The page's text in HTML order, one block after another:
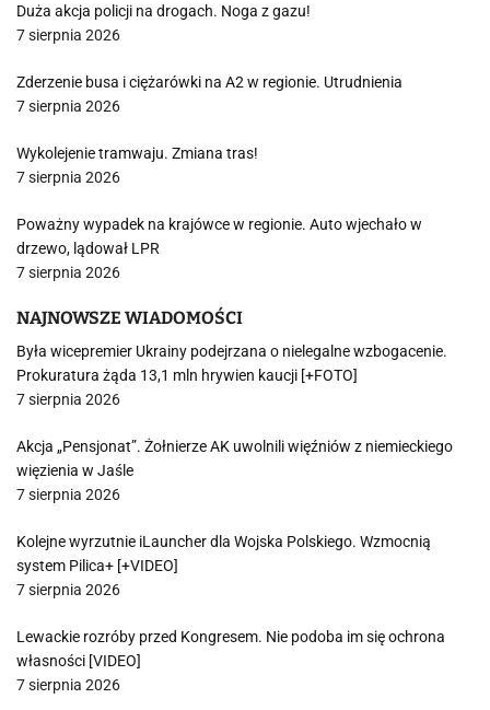
Duża akcja policji na drogach. Noga z gazu!
7 sierpnia 2026
Zderzenie busa i ciężarówki na A2 w regionie. Utrudnienia
7 sierpnia 2026
Wykolejenie tramwaju. Zmiana tras!
7 sierpnia 2026
Poważny wypadek na krajówce w regionie. Auto wjechało w
drzewo, lądował LPR
7 sierpnia 2026
NAJNOWSZE WIADOMOŚCI
Była wicepremier Ukrainy podejrzana o nielegalne wzbogacenie.
Prokuratura żąda 13,1 mln hrywien kaucji [+FOTO]
7 sierpnia 2026
Akcja „Pensjonat”. Żołnierze AK uwolnili więźniów z niemieckiego
więzienia w Jaśle
7 sierpnia 2026
Kolejne wyrzutnie iLauncher dla Wojska Polskiego. Wzmocnią
system Pilica+ [+VIDEO]
7 sierpnia 2026
Lewackie rozróby przed Kongresem. Nie podoba im się ochrona
własności [VIDEO]
7 sierpnia 2026